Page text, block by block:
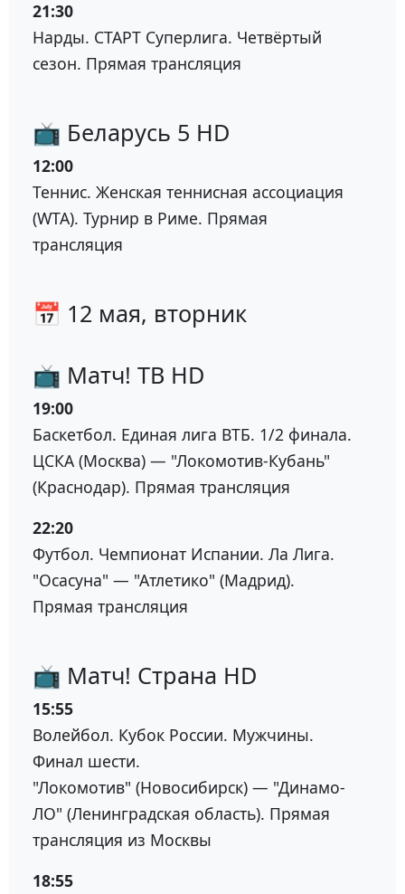
21:30
Нарды. СТАРТ Суперлига. Четвёртый
сезон. Прямая трансляция
📺 Беларусь 5 HD
12:00
Теннис. Женская теннисная ассоциация
(WTA). Турнир в Риме. Прямая
трансляция
📅 12 мая, вторник
📺 Матч! ТВ HD
19:00
Баскетбол. Единая лига ВТБ. 1/2 финала.
ЦСКА (Москва) — "Локомотив-Кубань"
(Краснодар). Прямая трансляция
22:20
Футбол. Чемпионат Испании. Ла Лига.
"Осасуна" — "Атлетико" (Мадрид).
Прямая трансляция
📺 Матч! Страна HD
15:55
Волейбол. Кубок России. Мужчины.
Финал шести.
"Локомотив" (Новосибирск) — "Динамо-
ЛО" (Ленинградская область). Прямая
трансляция из Москвы
18:55